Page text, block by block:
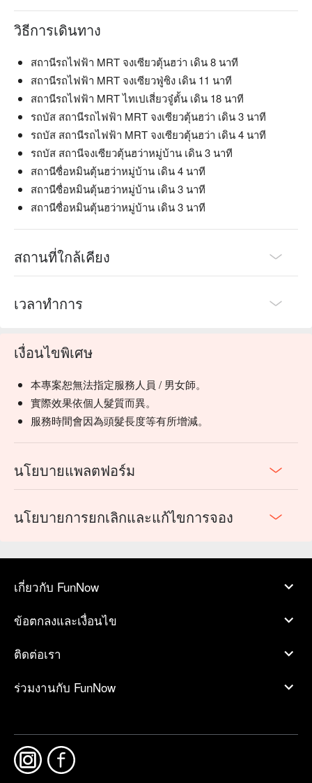
วิธีการเดินทาง
สถานีรถไฟฟ้า MRT จงเซียวตุ้นฮว่า เดิน 8 นาที
สถานีรถไฟฟ้า MRT จงเซียวฟู่ซิง เดิน 11 นาที
สถานีรถไฟฟ้า MRT ไทเปเสี่ยวจู๋ตั้น เดิน 18 นาที
รถบัส สถานีรถไฟฟ้า MRT จงเซียวตุ้นฮว่า เดิน 3 นาที
รถบัส สถานีรถไฟฟ้า MRT จงเซียวตุ้นฮว่า เดิน 4 นาที
รถบัส สถานีจงเซียวตุ้นฮว่าหมู่บ้าน เดิน 3 นาที
สถานีซื่อหมินตุ้นฮว่าหมู่บ้าน เดิน 4 นาที
สถานีซื่อหมินตุ้นฮว่าหมู่บ้าน เดิน 3 นาที
สถานีซื่อหมินตุ้นฮว่าหมู่บ้าน เดิน 3 นาที
สถานที่ใกล้เคียง
เวลาทำการ
เงื่อนไขพิเศษ
本專案恕無法指定服務人員 / 男女師。
實際效果依個人髮質而異。
服務時間會因為頭髮長度等有所增減。
นโยบายแพลตฟอร์ม
นโยบายการยกเลิกและแก้ไขการจอง
เกี่ยวกับ FunNow
ข้อตกลงและเงื่อนไข
ติดต่อเรา
ร่วมงานกับ FunNow